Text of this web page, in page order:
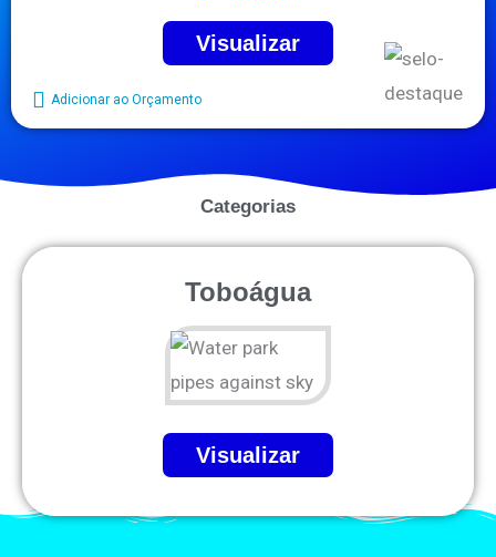
Visualizar
Adicionar ao Orçamento
Categorias
Toboágua
Visualizar